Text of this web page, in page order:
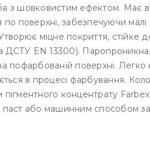
з шовковистим ефектом. Має
по поверхні, забезпечуючи
міцне покриття, стійке
ДСТУ EN 13300).
пофарбованій поверхні.
в процесі фарбування.
пігментного концентрату
паст або машинним способом за